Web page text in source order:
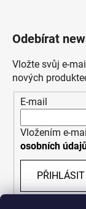
Odebírat
Vložte svůj e-
nových
E-mail
Vložením e-
osobních